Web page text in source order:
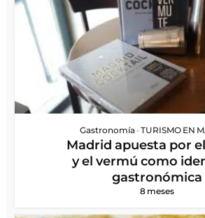
Gastronomía • TURISMO EN
Madrid apuesta por
y el vermú como
gastronómica
8 meses